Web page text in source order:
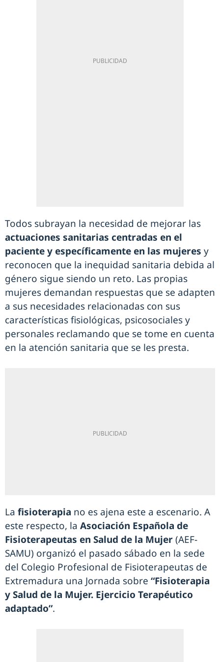
Todos subrayan la necesidad de mejorar las
actuaciones sanitarias centradas en el
paciente y específicamente en las mujeres y
reconocen que la inequidad sanitaria debida al
género sigue siendo un reto. Las propias
mujeres demandan respuestas que se adapten
a sus necesidades relacionadas con sus
características fisiológicas, psicosociales y
personales reclamando que se tome en cuenta
en la atención sanitaria que se les presta.
La fisioterapia no es ajena este a escenario. A
este respecto, la Asociación Española de
Fisioterapeutas en Salud de la Mujer(AEF-
SAMU) organizó el pasado sábado en la sede
del Colegio Profesional de Fisioterapeutas de
Extremadura una Jornada sobre “Fisioterapia
y Salud de la Mujer. Ejercicio Terapéutico
adaptado”.